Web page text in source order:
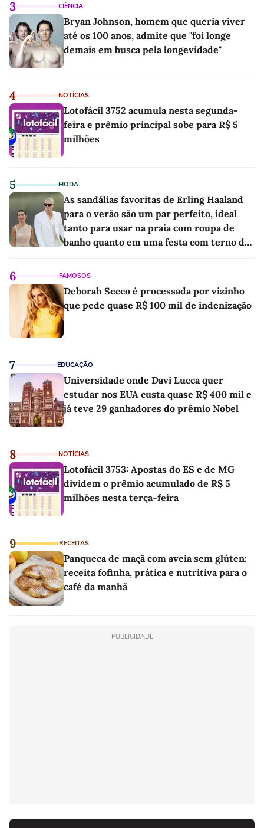
3 CIÊNCIA
Bryan Johnson, homem que queria viver
até os 100 anos, admite que "foi longe
demais em busca pela longevidade"
4 NOTÍCIAS
Lotofácil 3752 acumula nesta segunda-
feira e prêmio principal sobe para R$ 5
milhões
5 MODA
As sandálias favoritas de Erling Haaland
para o verão são um par perfeito, ideal
tanto para usar na praia com roupa de
banho quanto em uma festa com terno de
6 FAMOSOS
Deborah Secco é processada por vizinho
que pede quase R$ 100 mil de indenização
7 EDUCAÇÃO
Universidade onde Davi Lucca quer
estudar nos EUA custa quase R$ 400 mil e
já teve 29 ganhadores do prêmio Nobel
8 NOTÍCIAS
Lotofácil 3753: Apostas do ES e de MG
dividem o prêmio acumulado de R$ 5
milhões nesta terça-feira
9 RECEITAS
Panqueca de maçã com aveia sem glúten:
receita fofinha, prática e nutritiva para o
café da manhã
PUBLICIDADE